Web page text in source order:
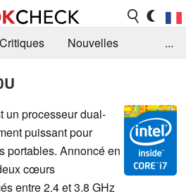
Critiques
Nouvelles
...
un processeur dual-
puissant pour
portables. Annoncé en
cœurs
entre 2.4 et 3.8 GHz